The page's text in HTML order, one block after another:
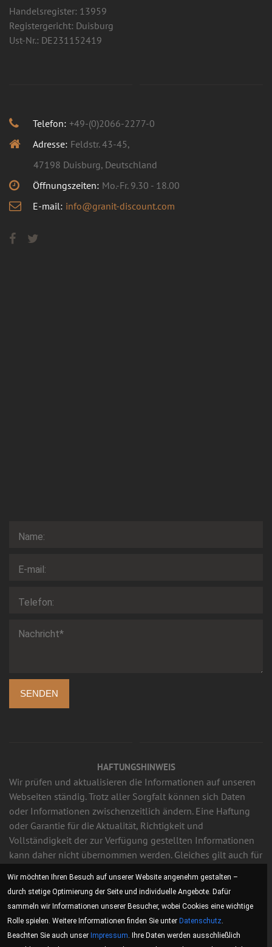
Handelsregister: 13959
Registergericht: Duisburg
Ust-Nr.: DE231152419
Telefon: +49-(0)2066-2277-0
Adresse: Feldstr. 43-45,
47198 Duisburg, Deutschland
Öffnungszeiten: Mo.-Fr. 9.30 - 18.00
E-mail: info@granit-discount.com
SENDEN
HAFTUNGSHINWEIS
Wir prüfen und aktualisieren die Informationen auf unseren
Webseiten ständig. Trotz aller Sorgfalt können sich Daten
oder Informationen zwischenzeitlich ändern. Eine Haftung
oder Garantie für die Aktualität, Richtigkeit und
Vollständigkeit der zur Verfügung gestellten Informationen
kann daher nicht übernommen werden. Gleiches gilt auch für
wird. Wir sind für den Inhalt der Webseiten, die aufgrund
einer solchen Verbindung erreicht werden, nicht
Des weiteren behalten wir uns das Recht vor, Änderungen
Wir möchten Ihren Besuch auf unserer Website angenehm gestalten –
durch stetige Optimierung der Seite und individuelle Angebote. Dafür
sammeln wir Informationen unserer Besucher, wobei Cookies eine wichtige
Rolle spielen. Weitere Informationen finden Sie unter Datenschutz.
Beachten Sie auch unser Impressum. Ihre Daten werden ausschließlich